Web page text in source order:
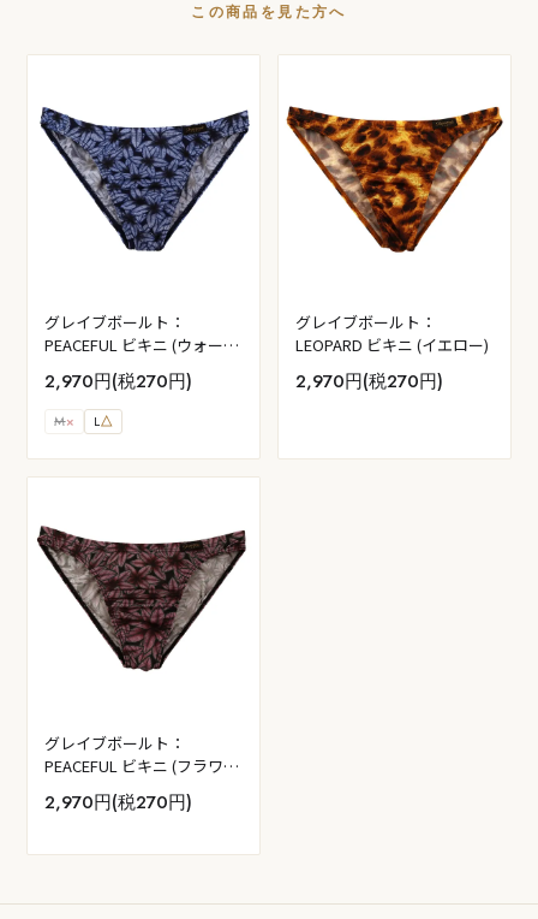
この商品を見た方へ
グレイブボールト：
PEACEFUL ビキニ (ウォータ
ー・ブルー)
2,970円(税270円)
M× L△
グレイブボールト：
LEOPARD ビキニ (イエロー)
2,970円(税270円)
グレイブボールト：
PEACEFUL ビキニ (フラワ
ー・ピンク)
2,970円(税270円)